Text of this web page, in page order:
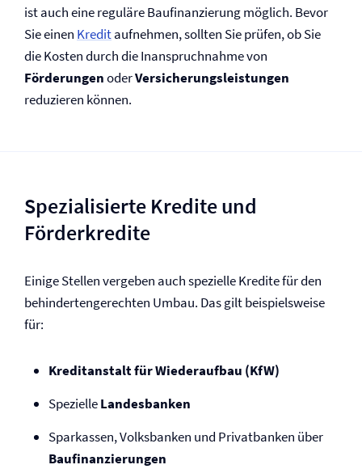
ist auch eine reguläre Baufinanzierung möglich. Bevor
Sie einen Kreditaufnehmen, sollten Sie prüfen, ob Sie
die Kosten durch die Inanspruchnahme von
FörderungenoderVersicherungsleistungen
reduzieren können.
Spezialisierte Kredite und
Förderkredite
Einige Stellen vergeben auch spezielle Kredite für den
behindertengerechten Umbau. Das gilt beispielsweise
für:
Kreditanstalt für Wiederaufbau (KfW)
SpezielleLandesbanken
Sparkassen, Volksbanken und Privatbanken über
Baufinanzierungen